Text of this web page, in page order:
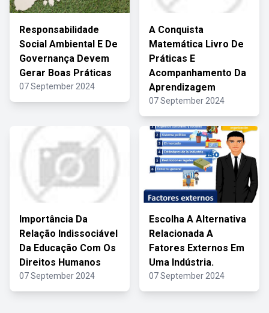
Responsabilidade
Social Ambiental E De
Governança Devem
Gerar Boas Práticas
07 September 2024
A Conquista
Matemática Livro De
Práticas E
Acompanhamento Da
Aprendizagem
07 September 2024
Importância Da
Relação Indissociável
Da Educação Com Os
Direitos Humanos
07 September 2024
Escolha A Alternativa
Relacionada A
Fatores Externos Em
Uma Indústria.
07 September 2024